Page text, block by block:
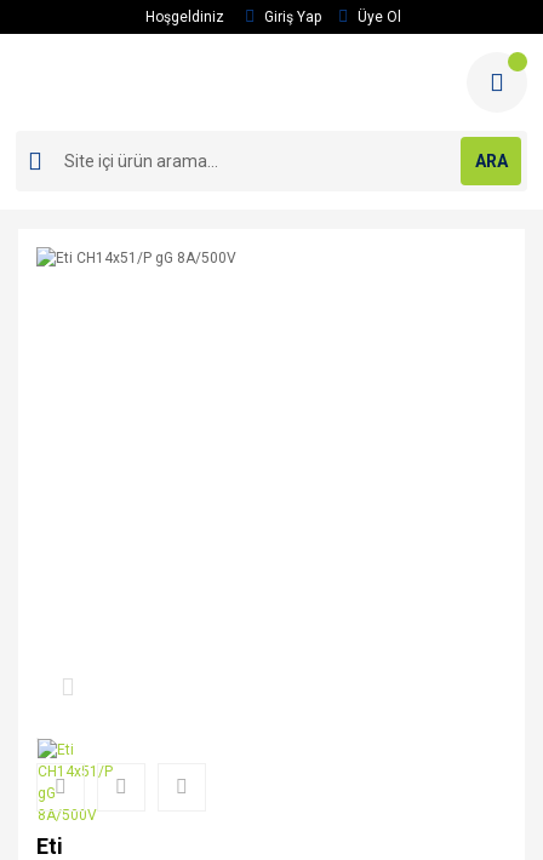
Hoşgeldiniz Giriş Yap Üye Ol
ARA
Eti